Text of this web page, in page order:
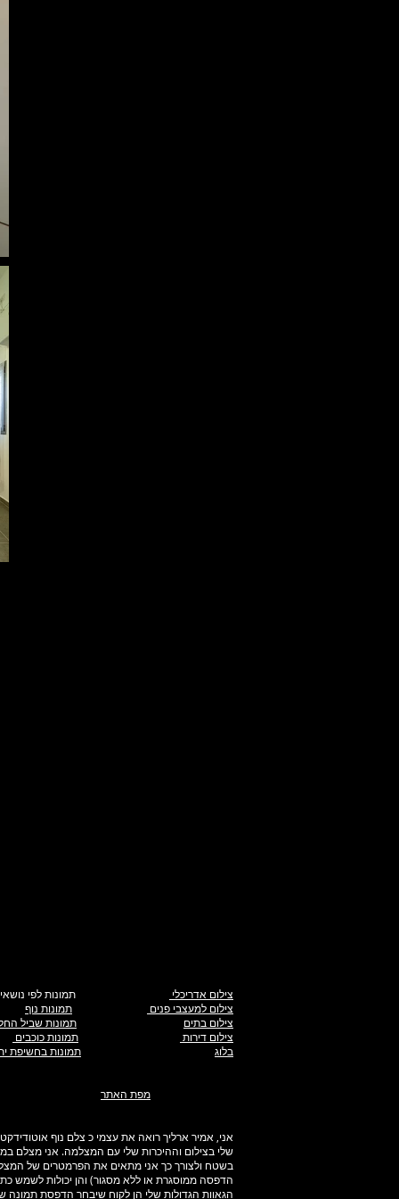
צילום אדריכלי
תמונות לפי
צילום למעצבי פנים
תמונות נוף
צילום בתים
תמונות שביל
צילום דירות
תמונות כוכבים
בלוג
תמונות בחשיפת
מפת האתר
אני, אמיר ארליך רואה את עצמי כ צלם נוף
שלי בצילום וההיכרות שלי עם המצלמה. אני מצלם
בשטח ולצורך כך אני מתאים את הפרמטרים של
הדפסה ממוסגרת או ללא מסגור) והן יכולות לשמש
הגאוות הגדולות שלי הן לקוח שיבחר הדפסת תמונה